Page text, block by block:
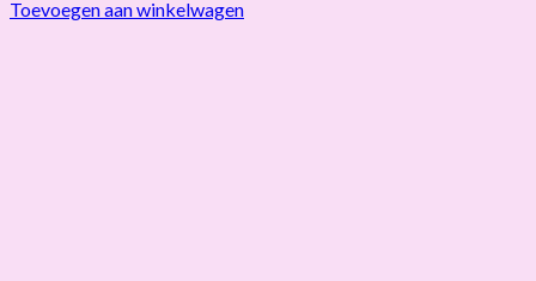
Toevoegen aan winkelwagen